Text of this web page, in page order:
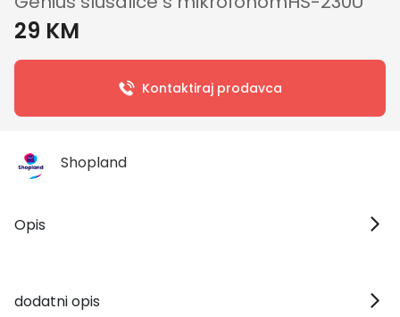
29 KM
Kontaktiraj prodavca
Shopland
Opis
dodatni opis